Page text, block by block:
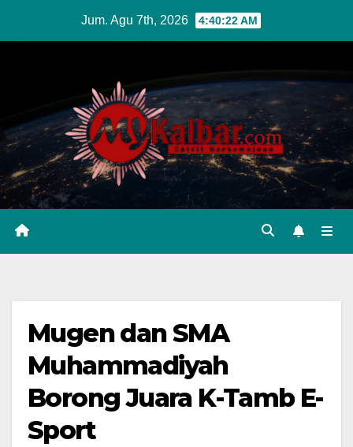
Jum. Agu 7th, 2026 4:40:23 AM
Mugen dan SMA
Muhammadiyah
Borong Juara K-Tamb E-
Sport